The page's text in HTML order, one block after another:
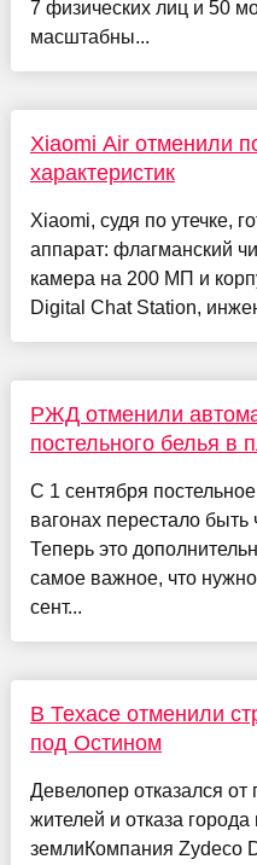
7 физических лиц и 50
масштабны...
Xiaomi Air отменили
характеристик
Xiaomi, судя по утечке,
аппарат: флагманский
камера на 200 МП и
Digital Chat Station,
РЖД отменили
постельного белья в
С 1 сентября
вагонах перестало быть
Теперь это
самое важное, что
сент...
В Техасе отменили
под Остином
Девелопер отказался от
жителей и отказа
землиКомпания Zydeco